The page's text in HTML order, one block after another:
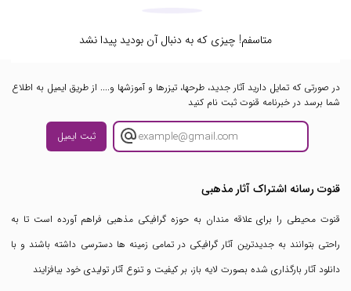
متاسفم! چیزی که به دنبال آن بودید پیدا نشد
در صورتی که تمایل دارید آثار جدید، طرحها، تیزرها و آموزشها و.... از طریق ایمیل به اطلاع
شما برسد در خبرنامه قنوت ثبت نام کنید
ثبت ایمیل
قنوت رسانه اشتراک آثار مذهبی
قنوت محیطی را برای علاقه مندان به حوزه گرافیکی مذهبی فراهم آورده است تا به
راحتی بتوانند به جدیدترین آثار گرافیکی در تمامی زمینه ها دسترسی داشته باشند و با
دانلود آثار بارگذاری شده بصورت لایه باز، بر کیفیت و تنوع آثار تولیدی خود بیافزایند